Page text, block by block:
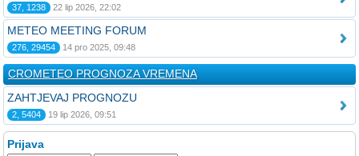
37, 1238 22 lip 2026, 22:02
METEO MEETING FORUM
276, 29454 14 pro 2025, 09:48
CROMETEO PROGNOZA VREMENA
ZAHTJEVAJ PROGNOZU
2, 5404 19 lip 2026, 09:51
Prijava